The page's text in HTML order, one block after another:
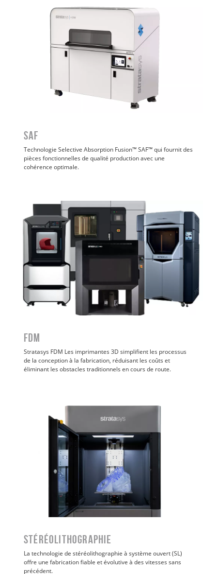
SAF
Technologie Selective Absorption Fusion™ SAF™ qui fournit des
pièces fonctionnelles de qualité production avec une
cohérence optimale.
FDM
Stratasys FDM Les imprimantes 3D simplifient les processus
de la conception à la fabrication, réduisant les coûts et
éliminant les obstacles traditionnels en cours de route.
Stéréolithographie
La technologie de stéréolithographie à système ouvert (SL)
offre une fabrication fiable et évolutive à des vitesses sans
précédent.